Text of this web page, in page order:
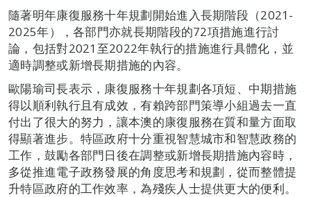
隨著明年康復服務十年規劃開始進入長期階段（2021-
2025年），各部門亦就長期階段的72項措施進行討
論，包括對2021至2022年執行的措施進行具體化，並
適時調整或新增長期措施的內容。
歐陽瑜司長表示，康復服務十年規劃各項短、中期措施
得以順利執行且有成效，有賴跨部門策導小組過去一直
付出了很大的努力，讓本澳的康復服務在質和量方面取
得顯著進步。特區政府十分重視智慧城市和智慧政務的
工作，鼓勵各部門日後在調整或新增長期措施內容時，
多從推進電子政務發展的角度思考和規劃，從而整體提
升特區政府的工作效率，為殘疾人士提供更大的便利。